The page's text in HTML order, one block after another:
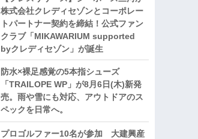
株式会社クレディセゾンとコーポレー
トパートナー契約を締結！公式ファン
クラブ「MIKAWARIUM supported
byクレディセゾン」が誕生
防水×裸足感覚の5本指シューズ
「TRAILOPE WP」が8月6日(木)新発
売。雨や雪にも対応、アウトドアのス
ペックを日常へ。
プロゴルファー10名が参加 大建興産